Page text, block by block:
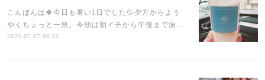
こんばんは🍀今日も暑い1日でした💦夕方からよう
やくちょっと一息。今朝は朝イチから午後まで病…
2025.07.07 08:55